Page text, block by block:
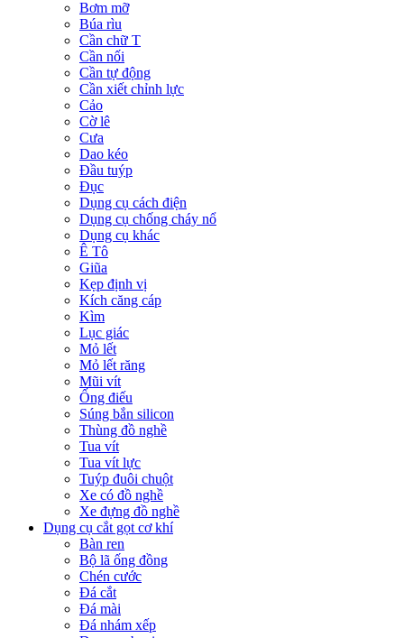
Bơm mỡ
Búa rìu
Cần chữ T
Cần nối
Cần tự động
Cần xiết chỉnh lực
Cảo
Cờ lê
Cưa
Dao kéo
Đầu tuýp
Đục
Dụng cụ cách điện
Dụng cụ chống cháy nổ
Dụng cụ khác
Ê Tô
Giũa
Kẹp định vị
Kích căng cáp
Kìm
Lục giác
Mỏ lết
Mỏ lết răng
Mũi vít
Ống điếu
Súng bắn silicon
Thùng đồ nghề
Tua vít
Tua vít lực
Tuýp đuôi chuột
Xe có đồ nghề
Xe đựng đồ nghề
Dụng cụ cắt gọt cơ khí
Bàn ren
Bộ lã ống đồng
Chén cước
Đá cắt
Đá mài
Đá nhám xếp